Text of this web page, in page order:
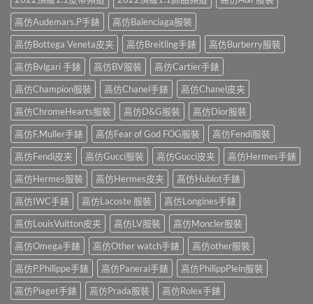
高仿Audemars.P手錶
高仿Balenciaga服裝
高仿Bottega Veneta皮夹
高仿Breitling手錶
高仿Burberry服裝
高仿Bvlgari 手錶
高仿BV服裝
高仿Cartier手錶
高仿Champion服裝
高仿Chanel手錶
高仿Chanel皮夹
高仿ChromeHearts服裝
高仿D&G服裝
高仿Dior服裝
高仿F.Muller手錶
高仿Fear of God FOG服裝
高仿Fendi服裝
高仿Fendi皮夹
高仿Gucci服裝 高仿Gucci皮夹
高仿Hermes手錶
高仿Hermes服裝
高仿Hermes皮夹
高仿Hublot手錶
高仿IWC手錶
高仿Lacoste 服裝
高仿Longines手錶
高仿LouisVuitton皮夹
高仿LV服裝
高仿Moncler服裝
高仿Omega手錶
高仿Other watch手錶
高仿other服裝
高仿P.Philippe手錶
高仿Panerai手錶
高仿PhilippPlein服裝
高仿Piaget手錶
高仿Prada服裝 高仿Rolex手錶